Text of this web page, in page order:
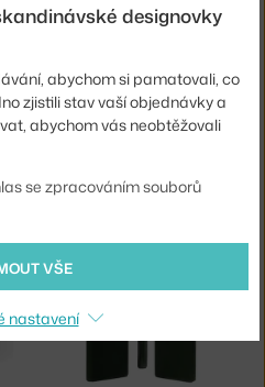
4 - 6 týdnů,46 225 Kč
designovky
abychom si pamatovali, co
zjistili stav vaší objednávky a
abychom vás neobtěžovali
se zpracováním souborů
VŠE
nastavení